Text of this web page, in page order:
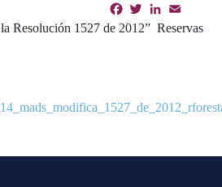
FacebookTwitterLinkedIn
Resolución 1527 de 2012” Reservas